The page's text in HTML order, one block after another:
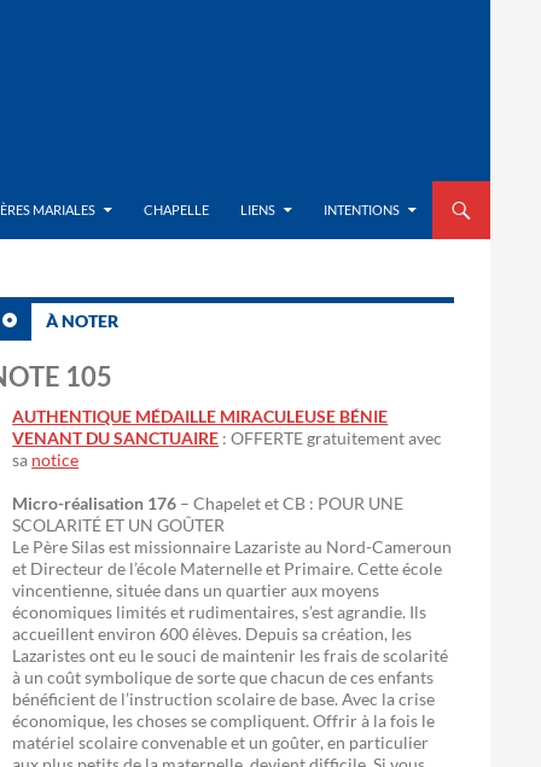
MARIALES
CHAPELLE LIENS INTENTIONS
À NOTER
105
AUTHENTIQUE MÉDAILLE MIRACULEUSE BÉNIE
VENANT DU SANCTUAIRE : OFFERTE gratuitement avec
sa notice
Micro-réalisation 176 – Chapelet et CB : POUR UNE
SCOLARITÉ ET UN GOÛTER
Le Père Silas est missionnaire Lazariste au Nord-Cameroun
et Directeur de l’école Maternelle et Primaire. Cette école
vincentienne, située dans un quartier aux moyens
économiques limités et rudimentaires, s’est agrandie. Ils
accueillent environ 600 élèves. Depuis sa création, les
Lazaristes ont eu le souci de maintenir les frais de scolarité
à un coût symbolique de sorte que chacun de ces enfants
bénéficient de l’instruction scolaire de base. Avec la crise
économique, les choses se compliquent. Offrir à la fois le
matériel scolaire convenable et un goûter, en particulier